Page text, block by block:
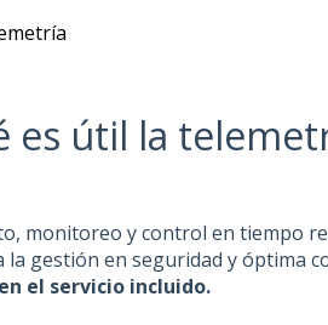
es útil la
monitoreo y control en tiempo
gestión en seguridad y óptima
el servicio incluido.